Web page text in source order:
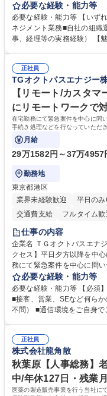
にて、総務・庶務業務やフ
募集いたします。 ■総務・庶務業務：外部委託先（外注先）や契約書の管
理、総務部門での管理業務
※親会社である農林中央金庫
関する各種業務（経営企画、総務、人事
合職】農林中央金庫のバッ
必要な経験・能力等
必要な経験・能力等 【いず
ネジメント業務■自社の組織
事、経理等の実務経験） 【魅力】設立約70年の強固な基盤と、人を育て
す。 また、業務がしっかり
く馴染みやすい和やかな社
ーなどの資格取得に向けた
きる環境です。 学歴・資格 学歴：大学院 大学 高専 短大 語学力： 資格：
日商簿記検定2級
正社員
TGオクトパスエナジー
【リモート/カスタ
にリモートワークで
在宅勤務にて緊急案件を中心に問
手続き処理などを行なっていただ
と運用構築の業務となります。
月給
29万1582円～37万4957
勤務地
東京都港区
業界未経験歓迎
平日のみ
交通費支給
フルタイム歓
仕事の内容
企業名 ＴＧオクトパスエナジー株式会社 求人名 【
クセス】平日夕方以降を中心にリモー
務にて緊急案件を中心に問
契約開始手続き処理などを
（Digiops：デジオプス）と運用構
対応業務全般（システム入
ションツール（メール、
添ってサービス提供できることが魅力 募集職種 【リモ
クセス】平日夕方以降を中心
必要な経験・能力等
必要な経験・能力等 【必須
■接客、営業、SEなど何ら
不問） ■通信環境をご自身
境に貢献したい■改善提案や
【英語（語学力）】■翻訳ツ
ことに抵抗がない方■英語は
せますと、よりチャンスが
学歴・資格 学歴：大学院 大
正社員
株式会社龍角散
秋葉原【人事総務】
中/年休127日・残業
医薬の製造販売事業を行う当社に